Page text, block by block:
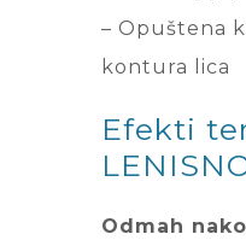
– Opuštena
kontura lica
Efekti
Odmah